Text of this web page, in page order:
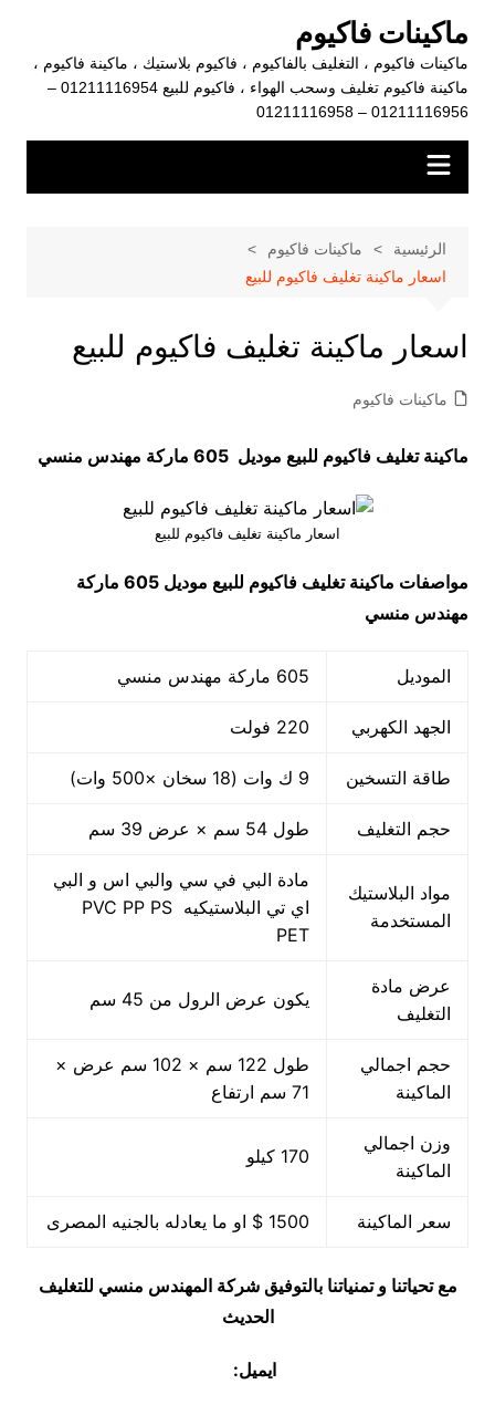
المحتوى
ماكينات فاكيوم
ماكينات فاكيوم ، التغليف بالفاكيوم ، فاكيوم بلاستيك ، ماكينة فاكيوم ،
ماكينة فاكيوم تغليف وسحب الهواء ، فاكيوم للبيع 01211116954 –
01211116956 – 01211116958
الرئيسية
ماكينات فاكيوم
اسعار ماكينة تغليف فاكيوم للبيع
اسعار ماكينة تغليف فاكيوم للبيع
ماكينات فاكيوم
ماكينة تغليف فاكيوم للبيع موديل 605 ماركة مهندس منسي
اسعار ماكينة تغليف فاكيوم للبيع
مواصفات ماكينة تغليف فاكيوم للبيع
موديل 605 ماركة
مهندس منسي
الموديل 605 ماركة مهندس منسي
الجهد الكهربي 220 فولت
طاقة التسخين 9 ك وات (18 سخان ×500 وات)
حجم التغليف طول 54 سم × عرض 39 سم
مواد البلاستيك
المستخدمة
مادة البي في سي والبي اس و البي
اي تي البلاستيكيه PVC PP PS
PET
عرض مادة
التغليف
يكون عرض الرول من 45 سم
حجم اجمالي
الماكينة
طول 122 سم × 102 سم عرض ×
71 سم ارتفاع
وزن اجمالي
الماكينة
170 كيلو
سعر الماكينة 1500 $ او ما يعادله بالجنيه المصرى
مع تحياتنا و تمنياتنا بالتوفيق شركة المهندس منسي للتغليف
الحديث
ايميل: